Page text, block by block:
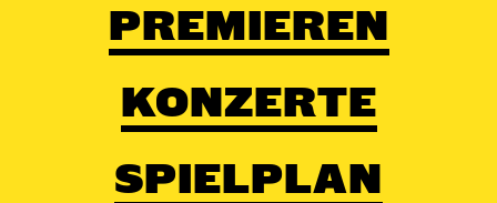
PREMIEREN
KONZERTE
SPIELPLAN